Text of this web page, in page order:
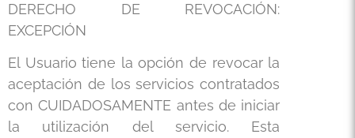
DERECHO DE REVOCACIÓN:
EXCEPCIÓN
El Usuario tiene la opción de revocar la
aceptación de los servicios contratados
con CUIDADOSAMENTE antes de iniciar
la utilización del servicio. Esta